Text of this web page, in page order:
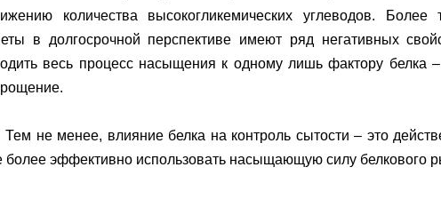
количества высокогликемических углеводов. Более
в долгосрочной перспективе имеют ряд негативных
весь процесс насыщения к одному лишь фактору белка
Тем не менее, влияние белка на контроль сытости – это
более эффективно использовать насыщающую силу белкового